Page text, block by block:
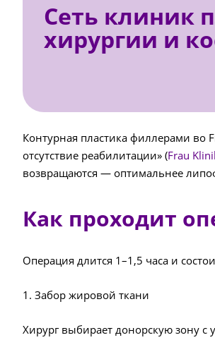
Сеть клиник
хирургии и
Контурная пластика филлерами во
отсутствие реабилитации» (Frau
возвращаются — оптимальнее
Как проходит
Операция длится 1–1,5 часа и
1. Забор жировой ткани
Хирург выбирает донорскую зону